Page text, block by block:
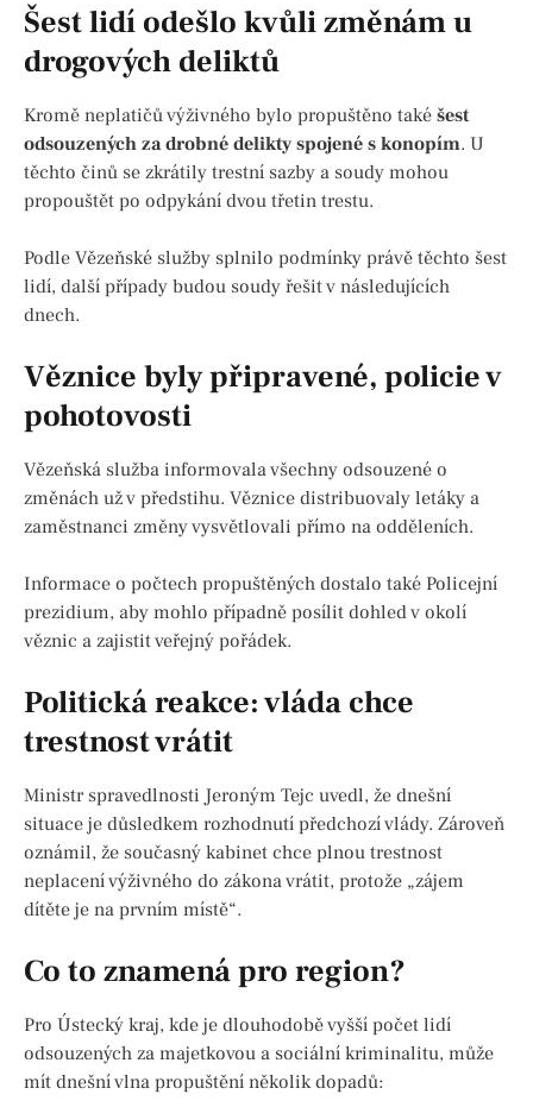
Šest lidí odešlo kvůli změnám u
drogových deliktů
Kromě neplatičů výživného bylo propuštěno také šest
odsouzených za drobné delikty spojené s konopím. U
těchto činů se zkrátily trestní sazby a soudy mohou
propouštět po odpykání dvou třetin trestu.
Podle Vězeňské služby splnilo podmínky právě těchto šest
lidí, další případy budou soudy řešit v následujících
dnech.
Věznice byly připravené, policie v
pohotovosti
Vězeňská služba informovala všechny odsouzené o
změnách už v předstihu. Věznice distribuovaly letáky a
zaměstnanci změny vysvětlovali přímo na odděleních.
Informace o počtech propuštěných dostalo také Policejní
prezidium, aby mohlo případně posílit dohled v okolí
věznic a zajistit veřejný pořádek.
Politická reakce: vláda chce
trestnost vrátit
Ministr spravedlnosti Jeroným Tejc uvedl, že dnešní
situace je důsledkem rozhodnutí předchozí vlády. Zároveň
oznámil, že současný kabinet chce plnou trestnost
neplacení výživného do zákona vrátit, protože „zájem
dítěte je na prvním místě“.
Co to znamená pro region?
Pro Ústecký kraj, kde je dlouhodobě vyšší počet lidí
odsouzených za majetkovou a sociální kriminalitu, může
mít dnešní vlna propuštění několik dopadů: